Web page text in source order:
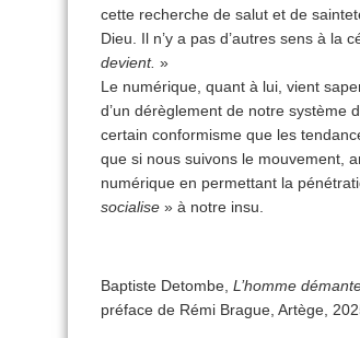
cette recherche de salut et de
Dieu. Il n’y a pas d’autres sens à la
devient. »
Le numérique, quant à lui, vient
d’un dérèglement de notre système
certain conformisme que les
que si nous suivons le mouvement,
numérique en permettant la
socialise » à notre insu.
Baptiste Detombe, L’homme
préface de Rémi Brague, Artège,